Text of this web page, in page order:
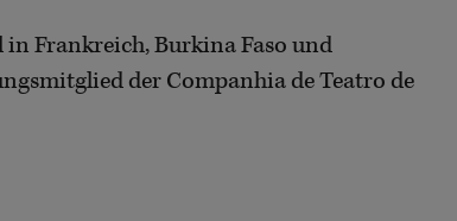
Frankreich, Burkina Faso und
der Companhia de Teatro de